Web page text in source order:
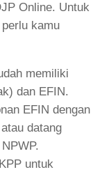
Online. Untuk
kamu
memiliki
dan EFIN.
EFIN dengan
datang
untuk